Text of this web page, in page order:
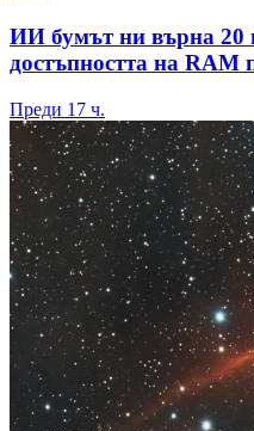
ИИ бумът ни върна 20
достъпността на RAM
Преди 17 ч.